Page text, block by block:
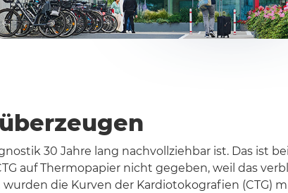
30 Jahre lang nachvollziehbar ist. Das
auf Thermopapier nicht gegeben, weil das
die Kurven der Kardiotokografien (CTG)